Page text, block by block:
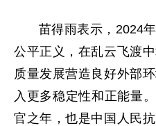
苗得雨表示，2024
公平正义，在乱云飞渡
质量发展营造良好外部
入更多稳定性和正能量
官之年，也是中国人民